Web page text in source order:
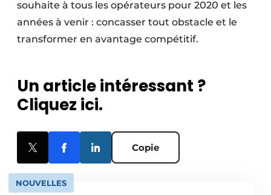
souhaite à tous les opérateurs pour 2020 et les
années à venir : concasser tout obstacle et le
transformer en avantage compétitif.
Un article intéressant ?
Cliquez ici.
Copie
NOUVELLES